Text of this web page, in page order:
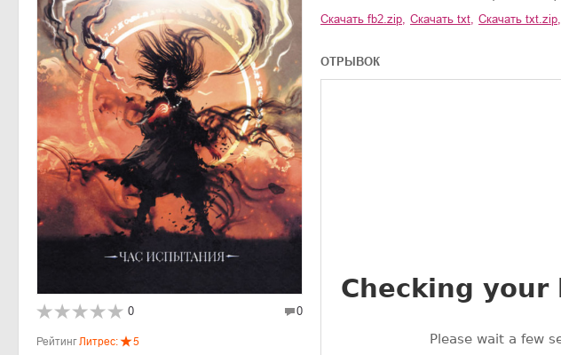
0 0
РейтингЛитрес: 5
Скачать fb2.zip, Скачать txt, Скачать txt.zip,
ОТРЫВОК